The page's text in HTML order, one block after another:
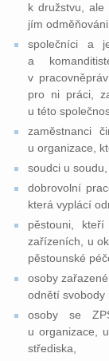
k družstvu,
jím
společníci a
a
v
pro ni práci,
u této
zaměstnanci
u organizace,
soudci u
dobrovolní
která vyplácí
pěstouni,
zařízeních, u
pěstounské
osoby
odnětí svobody
osoby se
u organizace,
střediska,